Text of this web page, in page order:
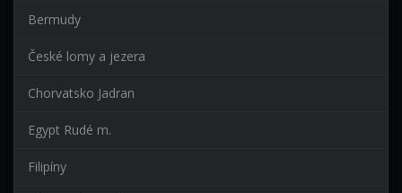
Bermudy
České lomy a jezera
Chorvatsko Jadran
Egypt Rudé m.
Filipíny